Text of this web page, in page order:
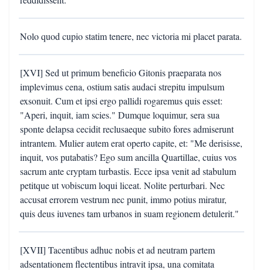
Nolo quod cupio statim tenere, nec victoria mi placet parata.
[XVI] Sed ut primum beneficio Gitonis praeparata nos
implevimus cena, ostium satis audaci strepitu impulsum
exsonuit. Cum et ipsi ergo pallidi rogaremus quis esset:
"Aperi, inquit, iam scies." Dumque loquimur, sera sua
sponte delapsa cecidit reclusaeque subito fores admiserunt
intrantem. Mulier autem erat operto capite, et: "Me derisisse,
inquit, vos putabatis? Ego sum ancilla Quartillae, cuius vos
sacrum ante cryptam turbastis. Ecce ipsa venit ad stabulum
petitque ut vobiscum loqui liceat. Nolite perturbari. Nec
accusat errorem vestrum nec punit, immo potius miratur,
quis deus iuvenes tam urbanos in suam regionem detulerit."
[XVII] Tacentibus adhuc nobis et ad neutram partem
adsentationem flectentibus intravit ipsa, una comitata